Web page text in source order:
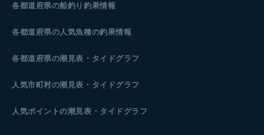
各都道府県の船釣り釣果情報
各都道府県の人気魚種の釣果情報
各都道府県の潮見表 ・タイドグラフ
人気市町村の潮見表・タイドグラフ
人気ポイントの潮見表・タイドグラフ